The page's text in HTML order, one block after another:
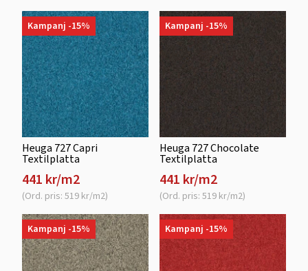
Kampanj -15%
Heuga 727 Capri
Textilplatta
441 kr/m2
(Ord. pris: 519 kr/m2)
Kampanj -15%
Heuga 727 Chocolate
Textilplatta
441 kr/m2
(Ord. pris: 519 kr/m2)
Kampanj -15% Kampanj -15%